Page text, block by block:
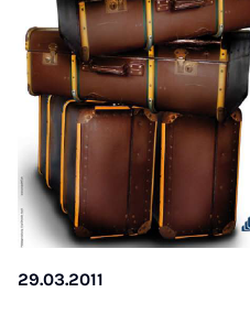
29.03.2011